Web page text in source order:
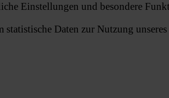
Einstellungen und besondere
Daten zur Nutzung